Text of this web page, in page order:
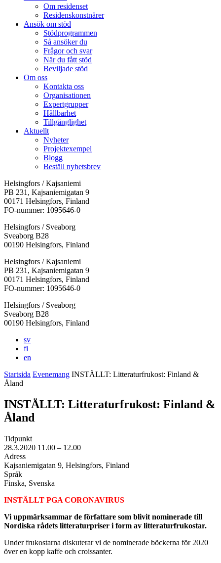
Om residenset
Residenskonstnärer
Ansök om stöd
Stödprogrammen
Så ansöker du
Frågor och svar
När du fått stöd
Beviljade stöd
Om oss
Kontakta oss
Organisationen
Expertgrupper
Hållbarhet
Tillgänglighet
Aktuellt
Nyheter
Projektexempel
Blogg
Beställ nyhetsbrev
Helsingfors / Kajsaniemi
PB 231, Kajsaniemigatan 9
00171 Helsingfors, Finland
FO-nummer: 1095646-0
Helsingfors / Sveaborg
Sveaborg B28
00190 Helsingfors, Finland
Facebook:
Öppnas
i
en
flik
Instagram:
Öppnas
i
en
flik
TikTok:
Öppnas
i
en
flik
Youtube:
Öppnas
i
en
flik
Vimeo:
Öppnas
i
en
flik
Helsingfors / Kajsaniemi
PB 231, Kajsaniemigatan 9
00171 Helsingfors, Finland
FO-nummer: 1095646-0
Helsingfors / Sveaborg
Sveaborg B28
00190 Helsingfors, Finland
sv
fi
en
Startsida Evenemang INSTÄLLT: Litteraturfrukost: Finland &
Åland
INSTÄLLT: Litteraturfrukost: Finland &
Åland
Tidpunkt
28.3.2020 11.00 – 12.00
Adress
Kajsaniemigatan 9, Helsingfors, Finland
Språk
Finska, Svenska
INSTÄLLT PGA CORONAVIRUS
Vi uppmärksammar de författare som blivit nominerade till
Nordiska rådets litteraturpriser i form av litteraturfrukostar.
Under frukostarna diskuterar vi de nominerade böckerna för 2020
över en kopp kaffe och croissanter.